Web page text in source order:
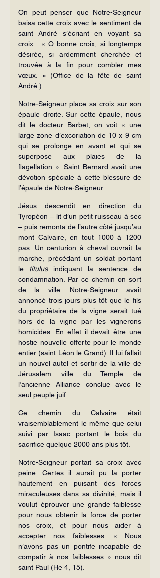
On peut penser que Notre-Seigneur
baisa cette croix avec le sentiment de
saint André s’écriant en voyant sa
croix : « O bonne croix, si longtemps
désirée, si ardemment cherchée et
trouvée à la fin pour combler mes
vœux. » (Office de la fête de saint
André.)
Notre-Seigneur place sa croix sur son
épaule droite. Sur cette épaule, nous
dit le docteur Barbet, on voit « une
large zone d’excoriation de 10 x 9 cm
qui se prolonge en avant et qui se
superpose aux plaies de la
flagellation ». Saint Bernard avait une
dévotion spéciale à cette blessure de
l’épaule de Notre-Seigneur.
Jésus descendit en direction du
Tyropéon – lit d’un petit ruisseau à sec
– puis remonta de l’autre côté jusqu’au
mont Calvaire, en tout 1000 à 1200
pas. Un centurion à cheval ouvrait la
marche, précédant un soldat portant
le titulus indiquant la sentence de
condamnation. Par ce chemin on sort
de la ville. Notre-Seigneur avait
annoncé trois jours plus tôt que le fils
du propriétaire de la vigne serait tué
hors de la vigne par les vignerons
homicides. En effet il devait être une
hostie nouvelle offerte pour le monde
entier (saint Léon le Grand). Il lui fallait
un nouvel autel et sortir de la ville de
Jérusalem ville du Temple de
l’ancienne Alliance conclue avec le
seul peuple juif.
Ce chemin du Calvaire était
vraisemblablement le même que celui
suivi par Isaac portant le bois du
sacrifice quelque 2000 ans plus tôt.
Notre-Seigneur portait sa croix avec
peine. Certes il aurait pu la porter
hautement en puisant des forces
miraculeuses dans sa divinité, mais il
voulut éprouver une grande faiblesse
pour nous obtenir la force de porter
nos croix, et pour nous aider à
accepter nos faiblesses. « Nous
n’avons pas un pontife incapable de
compatir à nos faiblesses » nous dit
saint Paul (He 4, 15).